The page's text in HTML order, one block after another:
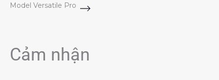
Model Versatile Pro
Cảm nhận